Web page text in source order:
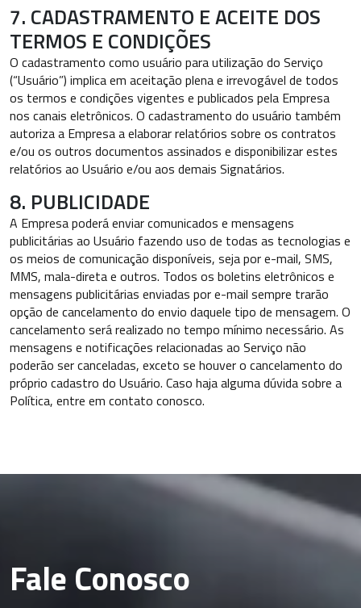
7. CADASTRAMENTO E ACEITE DOS
TERMOS E CONDIÇÕES
O cadastramento como usuário para utilização do Serviço
(“Usuário”) implica em aceitação plena e irrevogável de todos
os termos e condições vigentes e publicados pela Empresa
nos canais eletrônicos. O cadastramento do usuário também
autoriza a Empresa a elaborar relatórios sobre os contratos
e/ou os outros documentos assinados e disponibilizar estes
relatórios ao Usuário e/ou aos demais Signatários.
8. PUBLICIDADE
A Empresa poderá enviar comunicados e mensagens
publicitárias ao Usuário fazendo uso de todas as tecnologias e
os meios de comunicação disponíveis, seja por e-mail, SMS,
MMS, mala-direta e outros. Todos os boletins eletrônicos e
mensagens publicitárias enviadas por e-mail sempre trarão
opção de cancelamento do envio daquele tipo de mensagem. O
cancelamento será realizado no tempo mínimo necessário. As
mensagens e notificações relacionadas ao Serviço não
poderão ser canceladas, exceto se houver o cancelamento do
próprio cadastro do Usuário. Caso haja alguma dúvida sobre a
Política, entre em contato conosco.
Fale Conosco